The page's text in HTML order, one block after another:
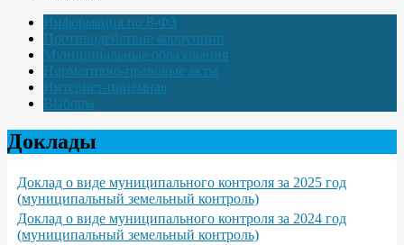
Информация по 8-ФЗ
Противодействие коррупции
Муниципальные образования
Нормативно-правовые акты
Интернет-приёмная
Выборы
Доклады
Доклад о виде муниципального контроля за 2025 год
(муниципальный земельный контроль)
Доклад о виде муниципального контроля за 2024 год
(муниципальный земельный контроль)